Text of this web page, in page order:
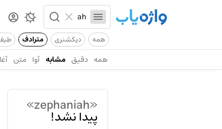
همه دیکشنری مترادف
همه دقیق مشابه آوا متن
«zephaniah»
پیدا نشد!